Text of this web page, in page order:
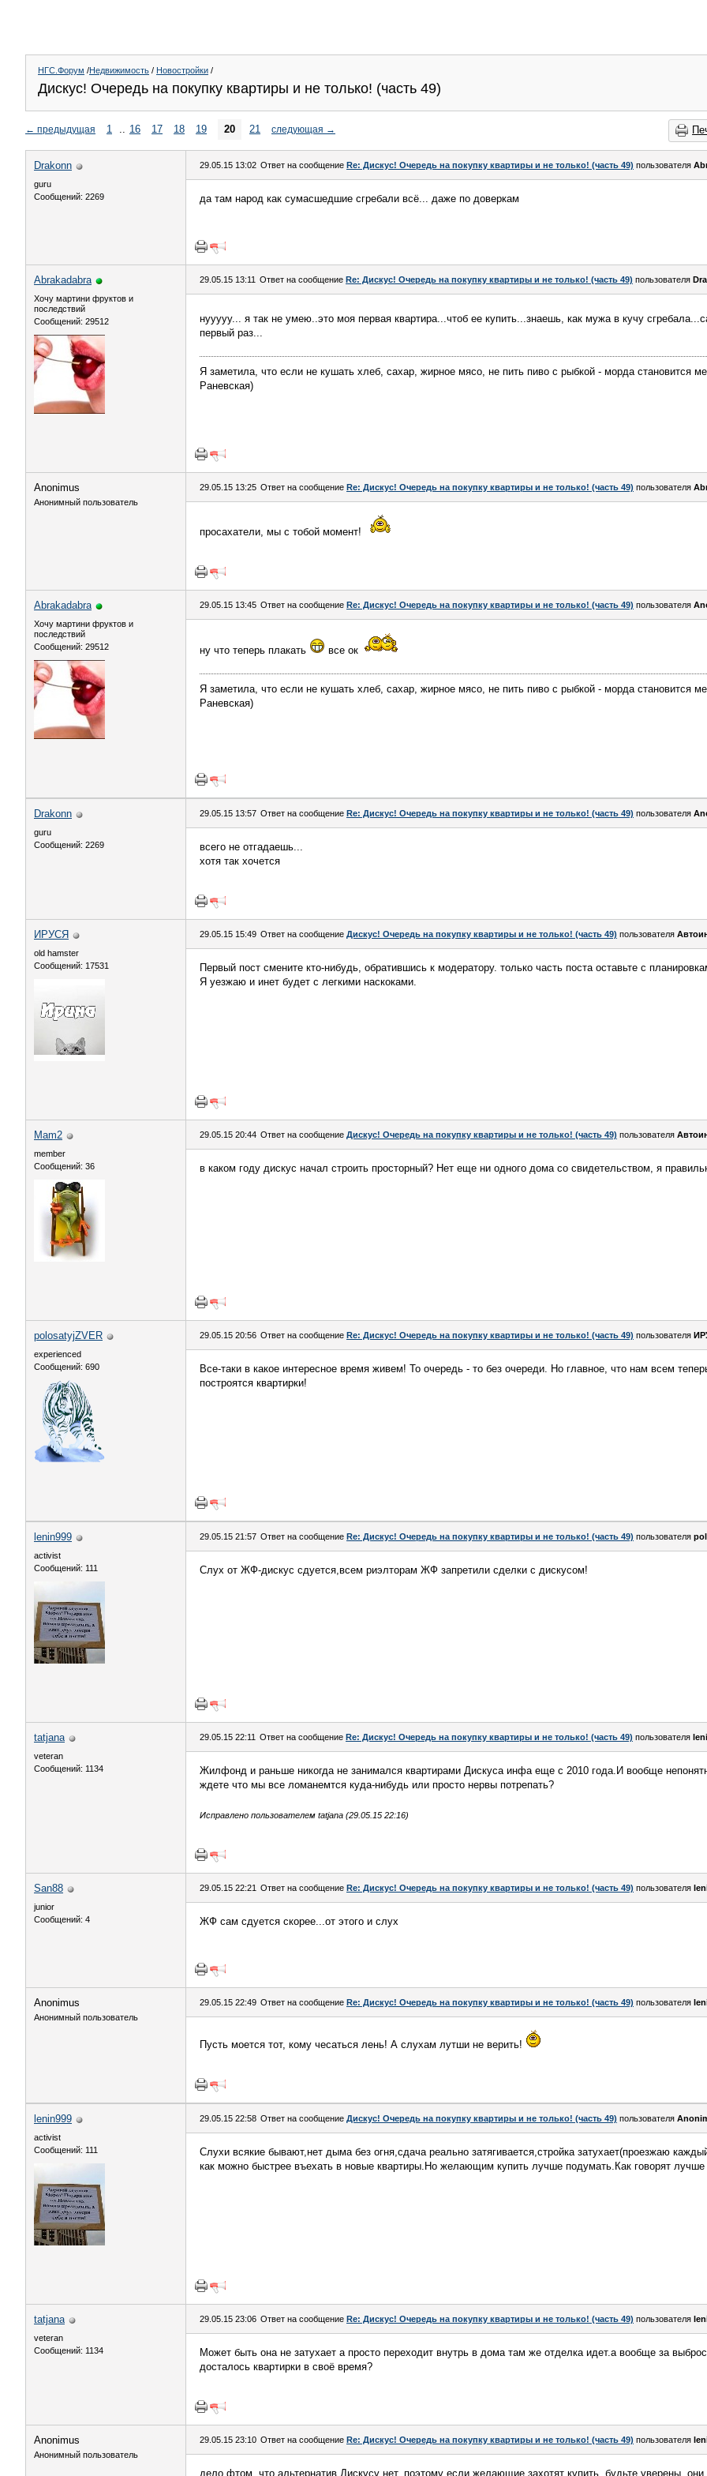
НГС.Форум /Недвижимость / Новостройки /
Дискус! Очередь на покупку квартиры и не только! (часть 49)
← предыдущая 1 .. 16 17 18 19 20 21 следующая →
Drakonn
guru
Сообщений: 2269
29.05.15 13:02 Ответ на сообщение Re: Дискус! Очередь на покупку квартиры и не только! (часть 49) пользователя
да там народ как сумасшедшие сгребали всё... даже по доверкам
Abrakadabra
Хочу мартини фруктов и
последствий
Сообщений: 29512
29.05.15 13:11 Ответ на сообщение Re: Дискус! Очередь на покупку квартиры и не только! (часть 49) пользователя
нууууу... я так не умею..это моя первая квартира...чтоб ее купить...знаешь, как мужа в кучу
первый раз...
Я заметила, что если не кушать хлеб, сахар, жирное мясо, не пить пиво с рыбкой - морда становится
Раневская)
Anоnimus
Анонимный пользователь
29.05.15 13:25 Ответ на сообщение Re: Дискус! Очередь на покупку квартиры и не только! (часть 49) пользователя
просахатели, мы с тобой момент!
Abrakadabra
Хочу мартини фруктов и
последствий
Сообщений: 29512
29.05.15 13:45 Ответ на сообщение Re: Дискус! Очередь на покупку квартиры и не только! (часть 49) пользователя
ну что теперь плакать все ок
Я заметила, что если не кушать хлеб, сахар, жирное мясо, не пить пиво с рыбкой - морда становится
Раневская)
Drakonn
guru
Сообщений: 2269
29.05.15 13:57 Ответ на сообщение Re: Дискус! Очередь на покупку квартиры и не только! (часть 49) пользователя
всего не отгадаешь...
хотя так хочется
ИРУСЯ
old hamster
Сообщений: 17531
29.05.15 15:49 Ответ на сообщение Дискус! Очередь на покупку квартиры и не только! (часть 49) пользователя
Первый пост смените кто-нибудь, обратившись к модератору. только часть поста оставьте с
Я уезжаю и инет будет с легкими наскоками.
Mam2
member
Сообщений: 36
29.05.15 20:44 Ответ на сообщение Дискус! Очередь на покупку квартиры и не только! (часть 49) пользователя
в каком году дискус начал строить просторный? Нет еще ни одного дома со свидетельством, я
polosatyjZVER
experienced
Сообщений: 690
29.05.15 20:56 Ответ на сообщение Re: Дискус! Очередь на покупку квартиры и не только! (часть 49) пользователя
Все-таки в какое интересное время живем! То очередь - то без очереди. Но главное, что нам всем
построятся квартирки!
lenin999
activist
Сообщений: 111
29.05.15 21:57 Ответ на сообщение Re: Дискус! Очередь на покупку квартиры и не только! (часть 49) пользователя
Слух от ЖФ-дискус сдуется,всем риэлторам ЖФ запретили сделки с дискусом!
tatjana
veteran
Сообщений: 1134
29.05.15 22:11 Ответ на сообщение Re: Дискус! Очередь на покупку квартиры и не только! (часть 49) пользователя
Жилфонд и раньше никогда не занимался квартирами Дискуса инфа еще с 2010 года.И вообще
ждете что мы все ломанемтся куда-нибудь или просто нервы потрепать?
Исправлено пользователем tatjana (29.05.15 22:16)
San88
junior
Сообщений: 4
29.05.15 22:21 Ответ на сообщение Re: Дискус! Очередь на покупку квартиры и не только! (часть 49) пользователя
ЖФ сам сдуется скорее...от этого и слух
Anоnimus
Анонимный пользователь
29.05.15 22:49 Ответ на сообщение Re: Дискус! Очередь на покупку квартиры и не только! (часть 49) пользователя
Пусть моется тот, кому чесаться лень! А слухам лутши не верить!
lenin999
activist
Сообщений: 111
29.05.15 22:58 Ответ на сообщение Дискус! Очередь на покупку квартиры и не только! (часть 49) пользователя
Слухи всякие бывают,нет дыма без огня,сдача реально затягивается,стройка затухает(проезжаю
как можно быстрее въехать в новые квартиры.Но желающим купить лучше подумать.Как говорят
tatjana
veteran
Сообщений: 1134
29.05.15 23:06 Ответ на сообщение Re: Дискус! Очередь на покупку квартиры и не только! (часть 49) пользователя
Может быть она не затухает а просто переходит внутрь в дома там же отделка идет.а вообще за
досталось квартирки в своё время?
Anоnimus
Анонимный пользователь
29.05.15 23:10 Ответ на сообщение Re: Дискус! Очередь на покупку квартиры и не только! (часть 49) пользователя
дело фтом, что альтернатив Дискусу нет, поэтому если желающие захотят купить, будьте уверены,